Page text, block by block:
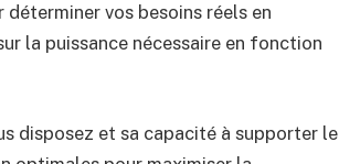
vos besoins réels en
la puissance nécessaire en fonction
disposez et sa capacité à supporter le